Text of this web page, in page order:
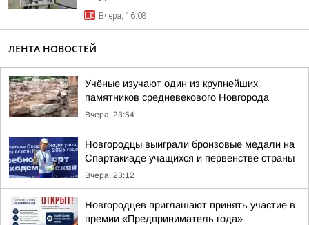
Вчера, 16:08
ЛЕНТА НОВОСТЕЙ
Учёные изучают один из крупнейших
памятников средневекового Новгорода
Вчера, 23:54
Новгородцы выиграли бронзовые медали на
Спартакиаде учащихся и первенстве страны
Вчера, 23:12
Новгородцев приглашают принять участие в
премии «Предприниматель года»